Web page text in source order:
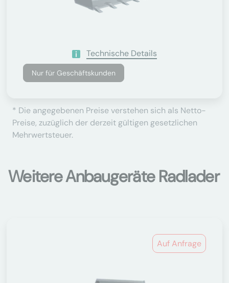
Technische Details
Nur für Geschäftskunden
* Die angegebenen Preise verstehen sich als Netto-
Preise, zuzüglich der derzeit gültigen gesetzlichen
Mehrwertsteuer.
Weitere Anbaugeräte Radlader
Auf Anfrage